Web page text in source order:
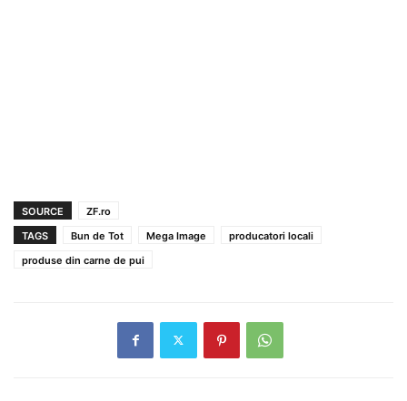
SOURCE
ZF.ro
TAGS
Bun de Tot Mega Image
producatori locali
produse din carne de pui